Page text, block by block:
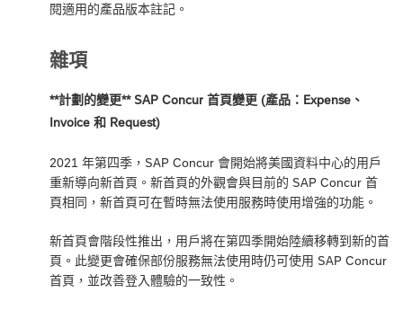
閱適用的產品版本註記。
雜項
**計劃的變更** SAP Concur 首頁變更 (產品：Expense、
Invoice 和 Request)
2021 年第四季，SAP Concur 會開始將美國資料中心的用戶
重新導向新首頁。新首頁的外觀會與目前的 SAP Concur 首
頁相同，新首頁可在暫時無法使用服務時使用增強的功能。
新首頁會階段性推出，用戶將在第四季開始陸續移轉到新的首
頁。此變更會確保部份服務無法使用時仍可使用 SAP Concur
首頁，並改善登入體驗的一致性。